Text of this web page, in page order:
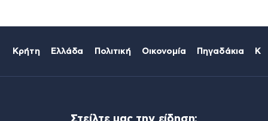
Κρήτη Ελλάδα Πολιτική Οικονομία Πηγαδάκια